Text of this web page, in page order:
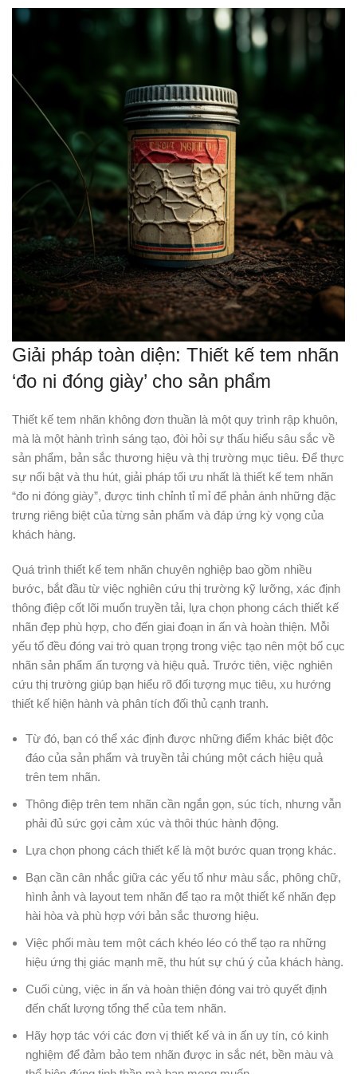
Giải pháp toàn diện: Thiết kế tem nhãn
‘đo ni đóng giày’ cho sản phẩm
Thiết kế tem nhãn không đơn thuần là một quy trình rập khuôn,
mà là một hành trình sáng tạo, đòi hỏi sự thấu hiểu sâu sắc về
sản phẩm, bản sắc thương hiệu và thị trường mục tiêu. Để thực
sự nổi bật và thu hút, giải pháp tối ưu nhất là thiết kế tem nhãn
“đo ni đóng giày”, được tinh chỉnh tỉ mỉ để phản ánh những đặc
trưng riêng biệt của từng sản phẩm và đáp ứng kỳ vọng của
khách hàng.
Quá trình thiết kế tem nhãn chuyên nghiệp bao gồm nhiều
bước, bắt đầu từ việc nghiên cứu thị trường kỹ lưỡng, xác định
thông điệp cốt lõi muốn truyền tải, lựa chọn phong cách thiết kế
nhãn đẹp phù hợp, cho đến giai đoạn in ấn và hoàn thiện. Mỗi
yếu tố đều đóng vai trò quan trọng trong việc tạo nên một bố cục
nhãn sản phẩm ấn tượng và hiệu quả. Trước tiên, việc nghiên
cứu thị trường giúp bạn hiểu rõ đối tượng mục tiêu, xu hướng
thiết kế hiện hành và phân tích đối thủ cạnh tranh.
Từ đó, bạn có thể xác định được những điểm khác biệt độc
đáo của sản phẩm và truyền tải chúng một cách hiệu quả
trên tem nhãn.
Thông điệp trên tem nhãn cần ngắn gọn, súc tích, nhưng vẫn
phải đủ sức gợi cảm xúc và thôi thúc hành động.
Lựa chọn phong cách thiết kế là một bước quan trọng khác.
Bạn cần cân nhắc giữa các yếu tố như màu sắc, phông chữ,
hình ảnh và layout tem nhãn để tạo ra một thiết kế nhãn đẹp
hài hòa và phù hợp với bản sắc thương hiệu.
Việc phối màu tem một cách khéo léo có thể tạo ra những
hiệu ứng thị giác mạnh mẽ, thu hút sự chú ý của khách hàng.
Cuối cùng, việc in ấn và hoàn thiện đóng vai trò quyết định
đến chất lượng tổng thể của tem nhãn.
Hãy hợp tác với các đơn vị thiết kế và in ấn uy tín, có kinh
nghiệm để đảm bảo tem nhãn được in sắc nét, bền màu và